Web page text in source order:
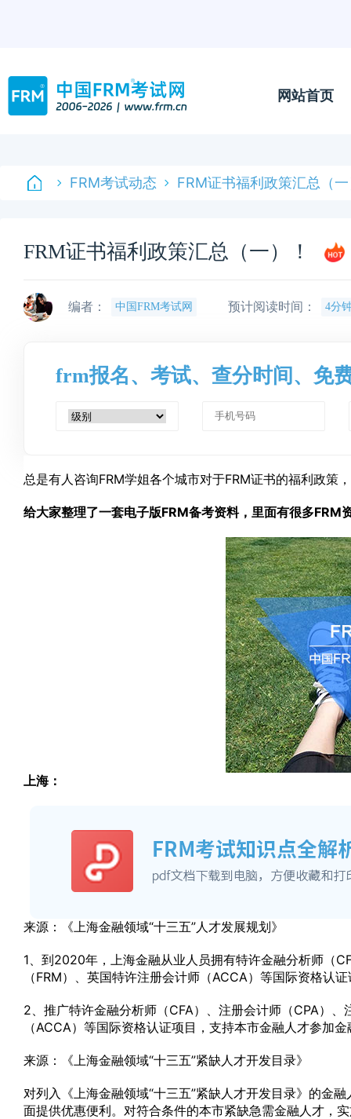
网站首页
FRM考试动态 FRM证书福利政策汇总（
FRM证书福利政策汇总（一）！
编者： 中国FRM考试网 预计阅读时间： 4分
frm报名、考试、查分时间、免
总是有人咨询FRM学姐各个城市对于FRM证书的福利政策
给大家整理了一套电子版FRM备考资料，里面有很多FRM
上海：
来源：《上海金融领域“十三五”人才发展规划》
1、到2020年，上海金融从业人员拥有特许金融分析师（
（FRM）、英国特许注册会计师（ACCA）等国际资格认
2、推广特许金融分析师（CFA）、注册会计师（CPA）
（ACCA）等国际资格认证项目，支持本市金融人才参加
来源：《上海金融领域“十三五”紧缺人才开发目录》
对列入《上海金融领域“十三五”紧缺人才开发目录》的金
面提供优惠便利。对符合条件的本市紧缺急需金融人才，